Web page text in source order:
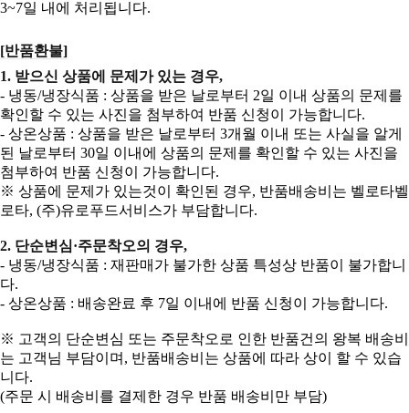
3~7일 내에 처리됩니다.
[반품환불]
1. 받으신 상품에 문제가 있는 경우,
- 냉동/냉장식품 : 상품을 받은 날로부터 2일 이내 상품의 문제를
확인할 수 있는 사진을 첨부하여 반품 신청이 가능합니다.
- 상온상품 : 상품을 받은 날로부터 3개월 이내 또는 사실을 알게
된 날로부터 30일 이내에 상품의 문제를 확인할 수 있는 사진을
첨부하여 반품 신청이 가능합니다.
※ 상품에 문제가 있는것이 확인된 경우, 반품배송비는 벨로타벨
로타, (주)유로푸드서비스가 부담합니다.
2. 단순변심·주문착오의 경우,
- 냉동/냉장식품 : 재판매가 불가한 상품 특성상 반품이 불가합니
다.
- 상온상품 : 배송완료 후 7일 이내에 반품 신청이 가능합니다.
※ 고객의 단순변심 또는 주문착오로 인한 반품건의 왕복 배송비
는 고객님 부담이며, 반품배송비는 상품에 따라 상이 할 수 있습
니다.
(주문 시 배송비를 결제한 경우 반품 배송비만 부담)